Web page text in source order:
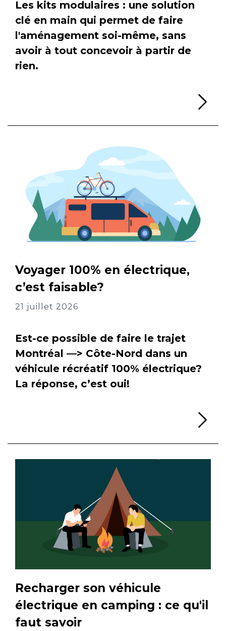
Les kits modulaires : une solution
clé en main qui permet de faire
l'aménagement soi-même, sans
avoir à tout concevoir à partir de
rien.
Voyager 100% en électrique,
c’est faisable?
21 juillet 2026
Est-ce possible de faire le trajet
Montréal —> Côte-Nord dans un
véhicule récréatif 100% électrique?
La réponse, c’est oui!
Recharger son véhicule
électrique en camping : ce qu'il
faut savoir